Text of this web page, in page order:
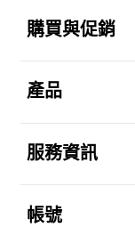
購買與促銷
產品
服務資訊
帳號